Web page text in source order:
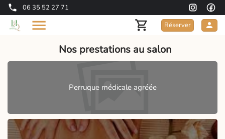
06 35 52 27 71
Réserver
Nos prestations au salon
Perruque médicale agréée